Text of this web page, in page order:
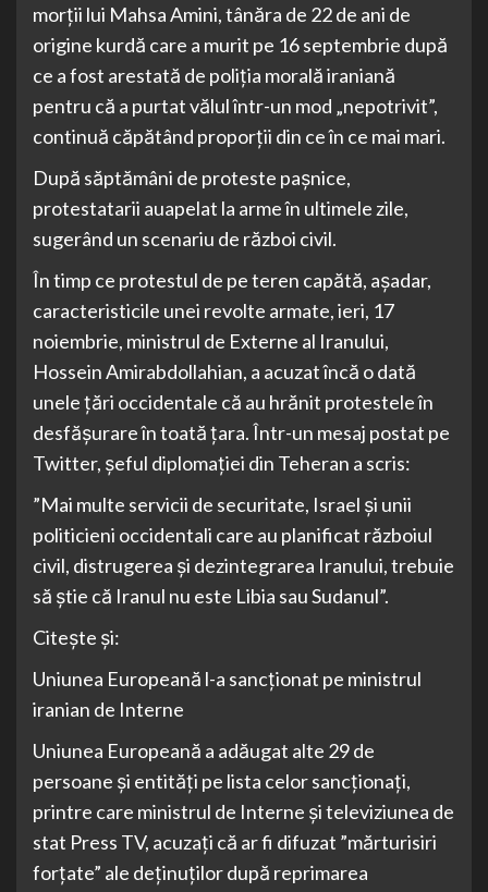
morții lui Mahsa Amini, tânăra de 22 de ani de
origine kurdă care a murit pe 16 septembrie după
ce a fost arestată de poliția morală iraniană
pentru că a purtat vălul într-un mod „nepotrivit”,
continuă căpătând proporții din ce în ce mai mari.
După săptămâni de proteste pașnice,
protestatarii auapelat la arme în ultimele zile,
sugerând un scenariu de război civil.
În timp ce protestul de pe teren capătă, așadar,
caracteristicile unei revolte armate, ieri, 17
noiembrie, ministrul de Externe al Iranului,
Hossein Amirabdollahian, a acuzat încă o dată
unele țări occidentale că au hrănit protestele în
desfășurare în toată țara. Într-un mesaj postat pe
Twitter, șeful diplomației din Teheran a scris:
”Mai multe servicii de securitate, Israel și unii
politicieni occidentali care au planificat războiul
civil, distrugerea și dezintegrarea Iranului, trebuie
să știe că Iranul nu este Libia sau Sudanul”.
Citește și:
Uniunea Europeană l-a sancționat pe ministrul
iranian de Interne
Uniunea Europeană a adăugat alte 29 de
persoane și entități pe lista celor sancționați,
printre care ministrul de Interne și televiziunea de
stat Press TV, acuzați că ar fi difuzat ”mărturisiri
forțate” ale deținuților după reprimarea